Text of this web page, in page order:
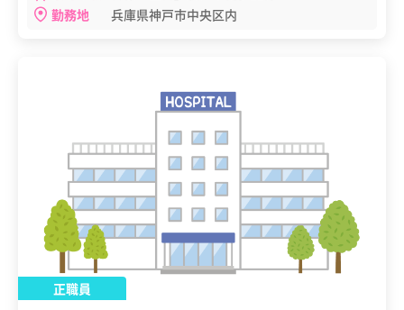
勤務地
兵庫県神戸市中央区内
正職員